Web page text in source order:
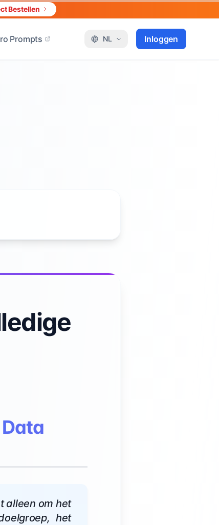
Bestellen
Prompts NL Inloggen
alleen om het
het